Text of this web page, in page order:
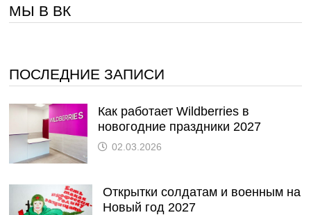
МЫ В ВК
ПОСЛЕДНИЕ ЗАПИСИ
Как работает Wildberries в
новогодние праздники 2027
02.03.2026
Открытки солдатам и военным на
Новый год 2027